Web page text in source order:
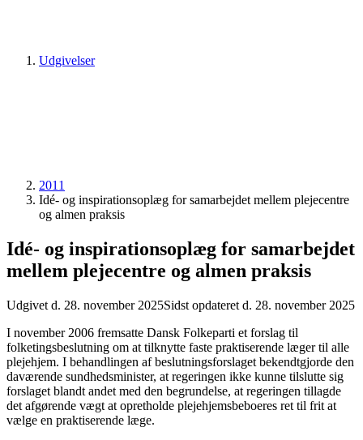
Udgivelser
2011
Idé- og inspirationsoplæg for samarbejdet mellem plejecentre
og almen praksis
Idé- og inspirationsoplæg for samarbejdet
mellem plejecentre og almen praksis
Udgivet d. 28. november 2025Sidst opdateret d. 28. november 2025
I november 2006 fremsatte Dansk Folkeparti et forslag til
folketingsbeslutning om at tilknytte faste praktiserende læger til alle
plejehjem. I behandlingen af beslutningsforslaget bekendtgjorde den
daværende sundhedsminister, at regeringen ikke kunne tilslutte sig
forslaget blandt andet med den begrundelse, at regeringen tillagde
det afgørende vægt at opretholde plejehjemsbeboeres ret til frit at
vælge en praktiserende læge.